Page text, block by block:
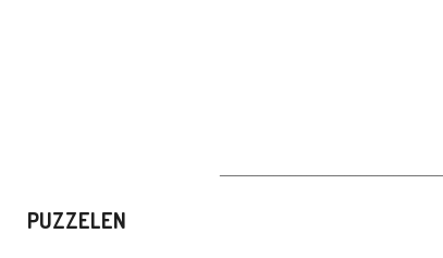
PUZZELEN